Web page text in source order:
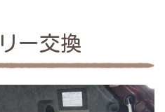
ー交換